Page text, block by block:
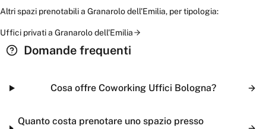
Altri spazi prenotabili a Granarolo dell'Emilia, per tipologia:
Uffici privatia Granarolo dell'Emilia
Domande frequenti
Cosa offre Coworking Uffici Bologna?
Quanto costa prenotare uno spazio presso